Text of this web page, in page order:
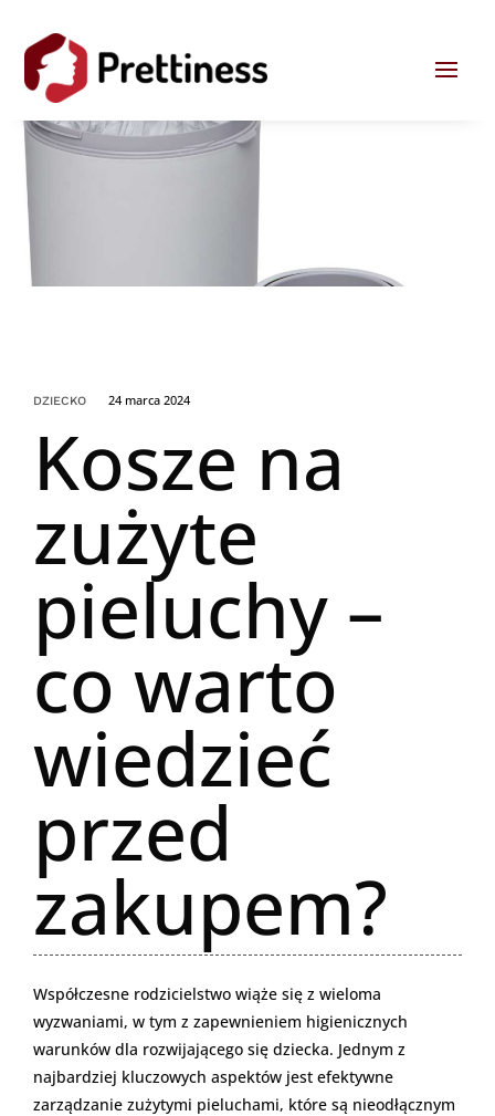
DZIECKO 24 marca 2024
Kosze na
zużyte
pieluchy –
co warto
wiedzieć
przed
zakupem?
Współczesne rodzicielstwo wiąże się z wieloma
wyzwaniami, w tym z zapewnieniem higienicznych
warunków dla rozwijającego się dziecka. Jednym z
najbardziej kluczowych aspektów jest efektywne
zarządzanie zużytymi pieluchami, które są nieodłącznym